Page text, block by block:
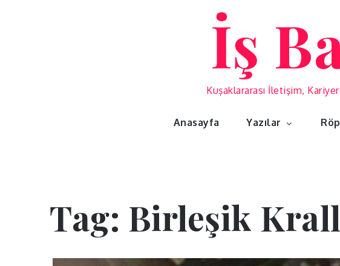
İş
Kuşaklararası İletişim,
Anasayfa Yazılar
Tag: Birleşik